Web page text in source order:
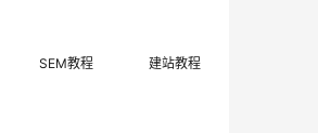
SEM教程 建站教程